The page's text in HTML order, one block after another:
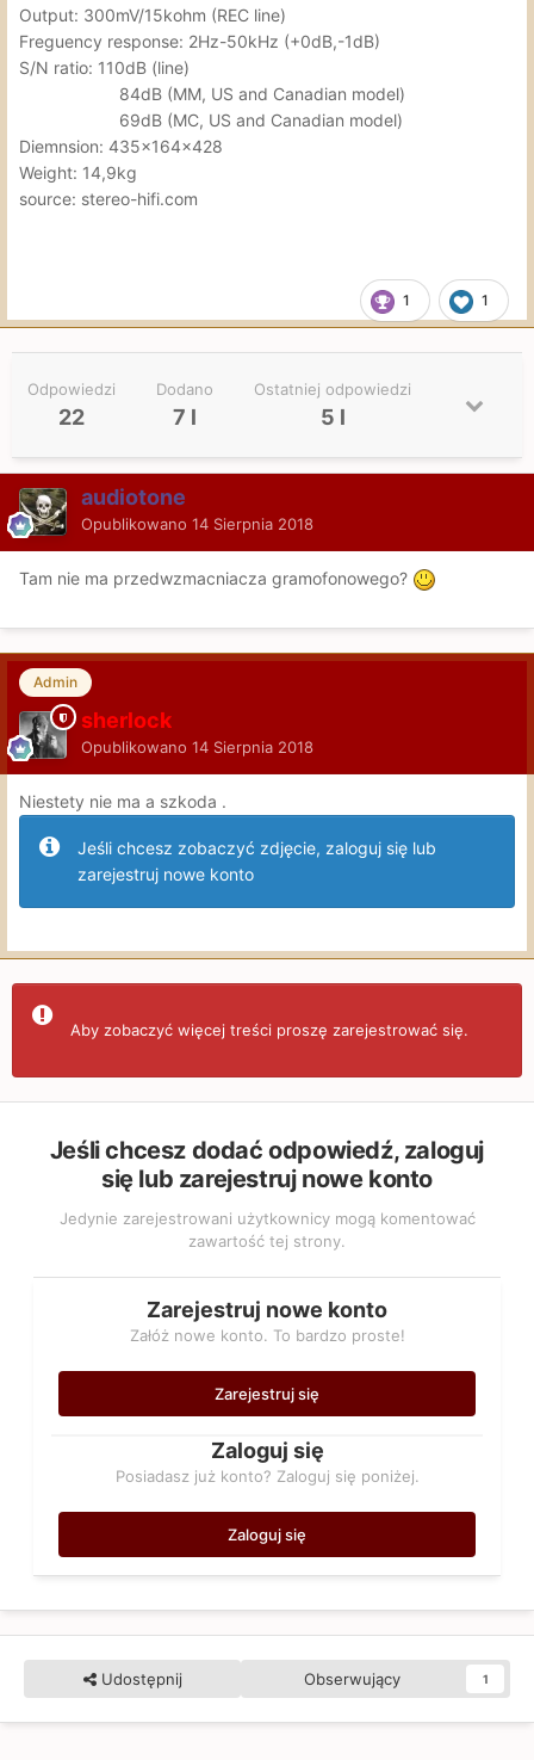
Output: 300mV/15kohm (REC line)
Freguency response: 2Hz-50kHz (+0dB,-1dB)
S/N ratio: 110dB (line)
84dB (MM, US and Canadian model)
69dB (MC, US and Canadian model)
Diemnsion: 435x164x428
Weight: 14,9kg
source: stereo-hifi.com
1 1
Odpowiedzi
22
Dodano
7 l
Ostatniej odpowiedzi
5 l
audiotone
Opublikowano 14 Sierpnia 2018
Tam nie ma przedwzmacniacza gramofonowego?
Admin
sherlock
Opublikowano 14 Sierpnia 2018
Niestety nie ma a szkoda .
Jeśli chcesz zobaczyć zdjęcie, zaloguj się lub
zarejestruj nowe konto
Aby zobaczyć więcej treści proszę zarejestrować się.
Jeśli chcesz dodać odpowiedź, zaloguj
się lub zarejestruj nowe konto
Jedynie zarejestrowani użytkownicy mogą komentować
zawartość tej strony.
Zarejestruj nowe konto
Załóż nowe konto. To bardzo proste!
Zarejestruj się
Zaloguj się
Posiadasz już konto? Zaloguj się poniżej.
Zaloguj się
Udostępnij Obserwujący 1